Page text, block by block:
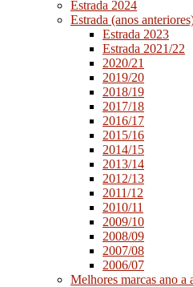
Estrada 2024
Estrada (anos
Estrada 2023
Estrada 2021/22
2020/21
2019/20
2018/19
2017/18
2016/17
2015/16
2014/15
2013/14
2012/13
2011/12
2010/11
2009/10
2008/09
2007/08
2006/07
Melhores marcas ano a